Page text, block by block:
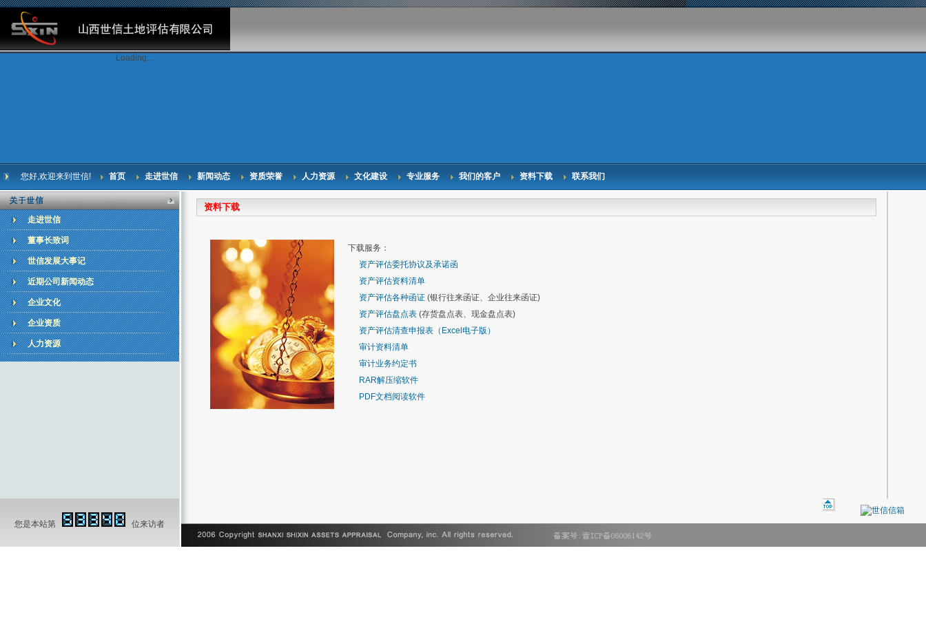
Loading...
您好,欢迎来到世信! 首页 走进世信 新闻动态 资质荣誉 人力资源 文化建设 专业服务 我们的客户 资料下载 联系我们
走进世信
董事长致词
世信发展大事记
近期公司新闻动态
企业文化
企业资质
人力资源
资料下载
下载服务：
资产评估委托协议及承诺函
资产评估资料清单
资产评估各种函证 (银行往来函证、企业往来函证)
资产评估盘点表 (存货盘点表、现金盘点表)
资产评估清查申报表（Excel电子版）
审计资料清单
审计业务约定书
RAR解压缩软件
PDF文档阅读软件
您是本站第 位来访者